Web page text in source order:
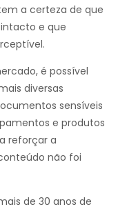
a certeza de que
e que
é possível
diversas
sensíveis
e produtos
reforçar a
não foi
de 30 anos de